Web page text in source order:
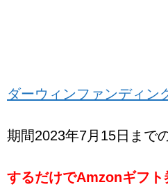
ダーウィンファンディン
期間2023年7月15日まで
するだけでAmzonギフト